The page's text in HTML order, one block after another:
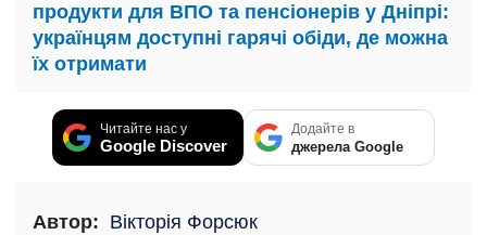
продукти для ВПО та пенсіонерів у Дніпрі:
українцям доступні гарячі обіди, де можна
їх отримати
Читайте нас у
Google Discover
Додайте в
джерела Google
Автор: Вікторія Форсюк